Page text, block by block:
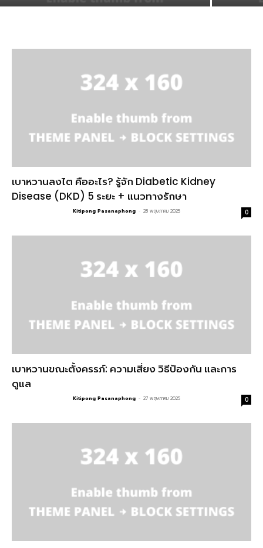
เบาหวานลงไต คืออะไร? รู้จัก Diabetic Kidney
Disease (DKD) 5 ระยะ + แนวทางรักษา
Kitipong Pasanaphong - 28 พฤษภาคม 2025 0
เบาหวานขณะตั้งครรภ์: ความเสี่ยง วิธีป้องกัน และการ
ดูแล
Kitipong Pasanaphong - 27 พฤษภาคม 2025 0